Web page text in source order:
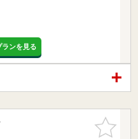
ンを見る
お気に入
りに追加